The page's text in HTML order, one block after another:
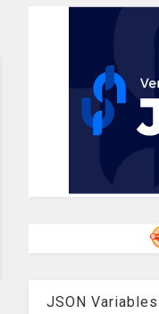
JSON Variables